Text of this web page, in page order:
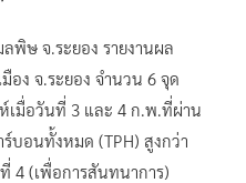
พิษ จ.ระยอง รายงานผล
อง จ.ระยอง จำนวน 6 จุด
ห์เมื่อวันที่ 3 และ 4 ก.พ.ที่ผ่าน
ร์บอนทั้งหมด (TPH) สูงกว่า
4 (เพื่อการสันทนาการ)